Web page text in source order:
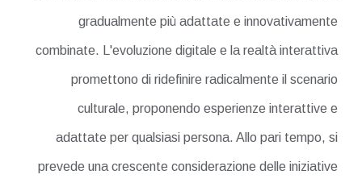
gradualmente più adattate e innovativamente
combinate. L'evoluzione digitale e la realtà interattiva
promettono di ridefinire radicalmente il scenario
culturale, proponendo esperienze interattive e
adattate per qualsiasi persona. Allo pari tempo, si
prevede una crescente considerazione delle iniziative